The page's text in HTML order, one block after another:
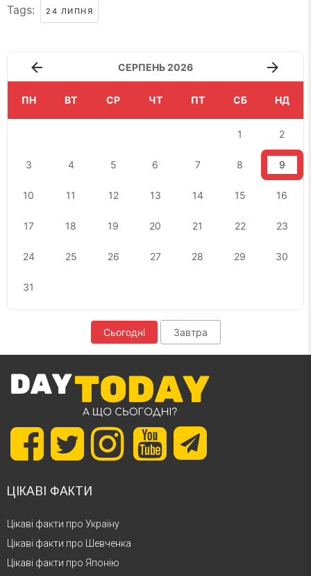
Tags: 24 ЛИПНЯ
СЕРПЕНЬ 2026
ПН ВТ СР ЧТ ПТ СБ НД
1 2
3 4 5 6 7 8 9
10 11 12 13 14 15 16
17 18 19 20 21 22 23
24 25 26 27 28 29 30
31
Сьогодні Завтра
ЦІКАВІ ФАКТИ
Цікаві факти про Україну
Цікаві факти про Шевченка
Цікаві факти про Японію